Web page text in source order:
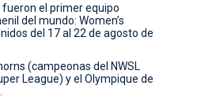
fueron el primer equipo
del mundo: Women’s
del 17 al 22 de agosto de
(campeonas del NWSL
League) y el Olympique de